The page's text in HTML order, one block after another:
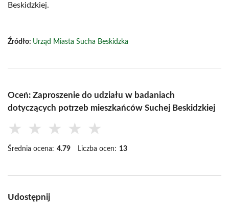
Beskidzkiej.
Źródło: Urząd Miasta Sucha Beskidzka
Oceń: Zaproszenie do udziału w badaniach
dotyczących potrzeb mieszkańców Suchej Beskidzkiej
★ ★ ★ ★ ★
Średnia ocena: 4.79 Liczba ocen: 13
Udostępnij